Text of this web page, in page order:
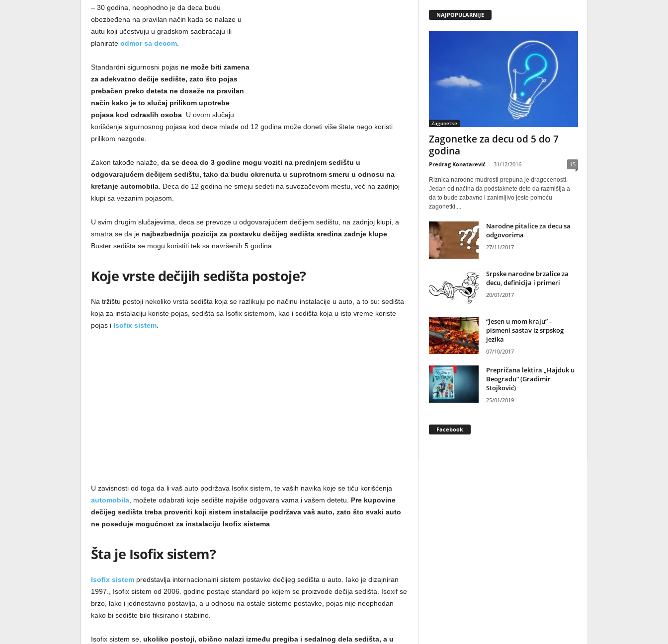
– 30 godina, neophodno je da deca budu
obezbeđena na pravilan način kada se nalaze u
autu koji učestvuju u gradskom saobraćaju ili
planirate odmor sa decom.
Standardni sigurnosni pojas ne može biti zamena
za adekvatno dečije sedište, zato što pojas
prebačen preko deteta ne doseže na pravilan
način kako je to slučaj prilikom upotrebe
pojasa kod odraslih osoba. U ovom slučaju
korišćenje sigurnosnog pojasa kod dece mlađe od 12 godina može doneti više štete nego koristi
prilikom nezgode.
Zakon takođe nalaže, da se deca do 3 godine mogu voziti na prednjem sedištu u
odgovarajućem dečijem sedištu, tako da budu okrenuta u suprotnom smeru u odnosu na
kretanje automobila. Deca do 12 godina ne smeju sedeti na suvozačevom mestu, već na zadnjoj
klupi sa vezanim pojasom.
U svim drugim slučajevima, deca se prevoze u odgovarajućem dečijem sedištu, na zadnjoj klupi, a
smatra se da je najbezbednija pozicija za postavku dečijeg sedišta sredina zadnje klupe.
Buster sedišta se mogu koristiti tek sa navršenih 5 godina.
Koje vrste dečijih sedišta postoje?
Na tržištu postoji nekoliko vrsta sedišta koja se razlikuju po načinu instalacije u auto, a to su: sedišta
koja za instalaciju koriste pojas, sedišta sa Isofix sistemom, kao i sedišta koja u isto vreme koriste
pojas i Isofix sistem.
U zavisnosti od toga da li vaš auto podržava Isofix sistem, te vaših navika koje se tiču korišćenja
automobila, možete odabrati koje sedište najviše odgovara vama i vašem detetu. Pre kupovine
dečijeg sedišta treba proveriti koji sistem instalacije podržava vaš auto, zato što svaki auto
ne poseduje mogućnost za instalaciju Isofix sistema.
Šta je Isofix sistem?
Isofix sistempredstavlja internacionalni sistem postavke dečijeg sedišta u auto. Iako je dizajniran
1997., Isofix sistem od 2006. godine postaje standard po kojem se proizvode dečija sedišta. Isoxif se
brzo, lako i jednostavno postavlja, a u odnosu na ostale sisteme postavke, pojas nije neophodan
kako bi sedište bilo fiksirano i stabilno.
Isofix sistem se, ukoliko postoji, obično nalazi između pregiba i sedalnog dela sedišta, a u
NAJPOPULARNIJE
Zagonetke
Zagonetke za decu od 5 do 7
godina
Predrag Konatarević - 31/12/2016 15
Riznica narodne mudrosti prepuna je dragocenosti.
Jedan od načina da podstaknete dete da razmišlja a
da to bude zabavno i zanimljivo jeste pomoću
zagonetki....
Narodne pitalice za decu sa
odgovorima
27/11/2017
Srpske narodne brzalice za
decu, definicija i primeri
20/01/2017
“Jesen u mom kraju” –
pismeni sastav iz srpskog
jezika
07/10/2017
Prepričana lektira „Hajduk u
Beogradu“ (Gradimir
Stojković)
25/01/2019
Facebook